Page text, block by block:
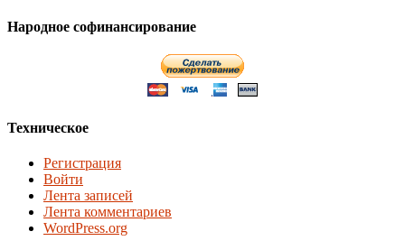
Народное софинансирование
Техническое
Регистрация
Войти
Лента записей
Лента комментариев
WordPress.org